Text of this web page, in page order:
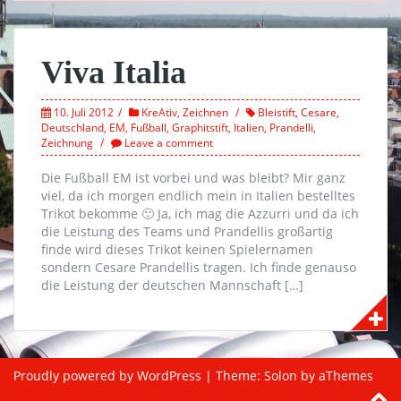
Viva Italia
10. Juli 2012 KreAtiv, Zeichnen Bleistift, Cesare,
Deutschland, EM, Fußball, Graphitstift, Italien, Prandelli,
Zeichnung
Leave a comment
Die Fußball EM ist vorbei und was bleibt? Mir ganz
viel, da ich morgen endlich mein in Italien bestelltes
Trikot bekomme 🙂 Ja, ich mag die Azzurri und da ich
die Leistung des Teams und Prandellis großartig
finde wird dieses Trikot keinen Spielernamen
sondern Cesare Prandellis tragen. Ich finde genauso
die Leistung der deutschen Mannschaft […]
Proudly powered by WordPress | Theme: Solon by aThemes